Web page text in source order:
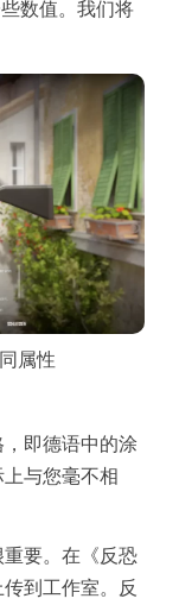
数值。我们将
属性
即德语中的涂
与您毫不相
要。在《反恐
到工作室。反